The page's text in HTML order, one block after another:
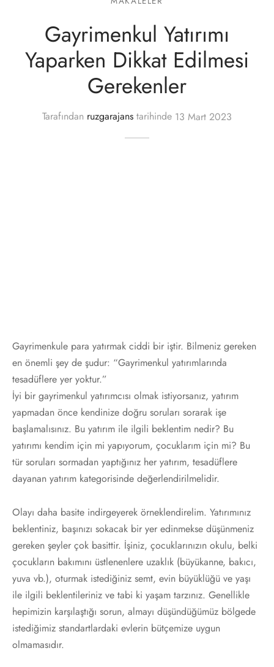
Gayrimenkul Yatırımı
Yaparken Dikkat Edilmesi
Gerekenler
Tarafından ruzgarajans tarihinde 13 Mart 2023
Gayrimenkule para yatırmak ciddi bir iştir. Bilmeniz gereken
en önemli şey de şudur: “Gayrimenkul yatırımlarında
tesadüflere yer yoktur.”
İyi bir gayrimenkul yatırımcısı olmak istiyorsanız, yatırım
yapmadan önce kendinize doğru soruları sorarak işe
başlamalısınız. Bu yatırım ile ilgili beklentim nedir? Bu
yatırımı kendim için mi yapıyorum, çocuklarım için mi? Bu
tür soruları sormadan yaptığınız her yatırım, tesadüflere
dayanan yatırım kategorisinde değerlendirilmelidir.
Olayı daha basite indirgeyerek örneklendirelim. Yatırımınız
beklentiniz, başınızı sokacak bir yer edinmekse düşünmeniz
gereken şeyler çok basittir. İşiniz, çocuklarınızın okulu, belki
çocukların bakımını üstlenenlere uzaklık (büyükanne, bakıcı,
yuva vb.), oturmak istediğiniz semt, evin büyüklüğü ve yaşı
ile ilgili beklentileriniz ve tabi ki yaşam tarzınız. Genellikle
hepimizin karşılaştığı sorun, almayı düşündüğümüz bölgede
istediğimiz standartlardaki evlerin bütçemize uygun
olmamasıdır.